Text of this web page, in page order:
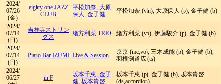
2024/
07/26
(金)
eighty one JAZZ
CLUB
平松加奈, 大原
保人, 金子健
平松加奈 (vln), 大原保人 (p), 金子健 (b)
2024/
07/14
(日)
吉祥寺ストリン
グス
緒方利菜 TRIO 緒方利菜 (vo), 伊藤駿介 (p), 金子健 (b)
2024/
07/14
(日)
Piano Bar IZUMI Live & Session
京京 (mc,vo), 三木成能 (p), 金子健 (b),
羽根渕道広 (ts)
2024/
06/27
in F
坂本千恵, 金子
健, 坂本貴啓
坂本千恵 (p), 金子健 (b), 坂本貴啓
(ds,accordion)